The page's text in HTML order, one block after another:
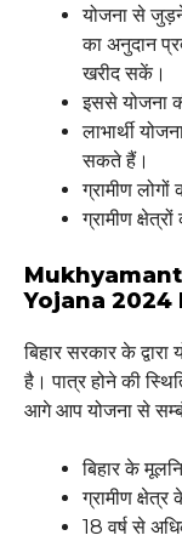
योजना से
का अनुदान
खरीद सकें।
इससे योजना
लाभार्थी
सकते हैं।
ग्रामीण
ग्रामीण
Yojana
बिहार सरकार के
है। पात्र होने की
आगे आप योजना से
बिहार के
ग्रामीण
18 वर्ष से